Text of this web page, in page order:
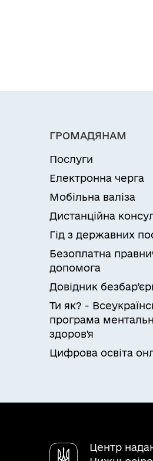
ГРОМАДЯНАМ
Послуги
Електронна черга
Мобільна валіза
Дистанційна
Гід з державних
Безоплатна
допомога
Довідник
Ти як? -
програма
здоров'я
Цифрова освіта
Центр